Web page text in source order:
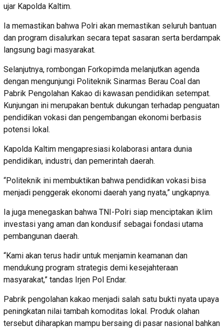
ujar Kapolda Kaltim.
Ia memastikan bahwa Polri akan memastikan seluruh bantuan
dan program disalurkan secara tepat sasaran serta berdampak
langsung bagi masyarakat.
Selanjutnya, rombongan Forkopimda melanjutkan agenda
dengan mengunjungi Politeknik Sinarmas Berau Coal dan
Pabrik Pengolahan Kakao di kawasan pendidikan setempat.
Kunjungan ini merupakan bentuk dukungan terhadap penguatan
pendidikan vokasi dan pengembangan ekonomi berbasis
potensi lokal.
Kapolda Kaltim mengapresiasi kolaborasi antara dunia
pendidikan, industri, dan pemerintah daerah.
“Politeknik ini membuktikan bahwa pendidikan vokasi bisa
menjadi penggerak ekonomi daerah yang nyata,” ungkapnya.
Ia juga menegaskan bahwa TNI-Polri siap menciptakan iklim
investasi yang aman dan kondusif sebagai fondasi utama
pembangunan daerah.
“Kami akan terus hadir untuk menjamin keamanan dan
mendukung program strategis demi kesejahteraan
masyarakat,” tandas Irjen Pol Endar.
Pabrik pengolahan kakao menjadi salah satu bukti nyata upaya
peningkatan nilai tambah komoditas lokal. Produk olahan
tersebut diharapkan mampu bersaing di pasar nasional bahkan